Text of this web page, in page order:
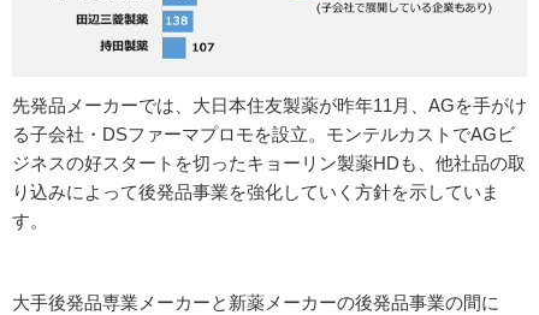
先発品メーカーでは、大日本住友製薬が昨年11月、AGを手がけ
る子会社・DSファーマプロモを設立。モンテルカストでAGビ
ジネスの好スタートを切ったキョーリン製薬HDも、他社品の取
り込みによって後発品事業を強化していく方針を示していま
す。
大手後発品専業メーカーと新薬メーカーの後発品事業の間に